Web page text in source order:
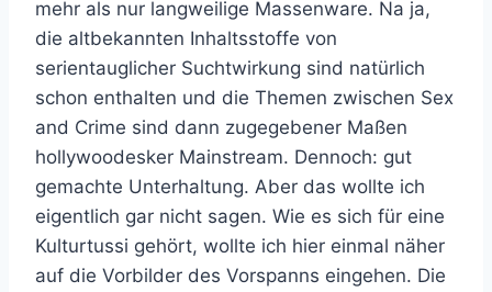
mehr als nur langweilige Massenware. Na ja,
die altbekannten Inhaltsstoffe von
serientauglicher Suchtwirkung sind natürlich
schon enthalten und die Themen zwischen Sex
and Crime sind dann zugegebener Maßen
hollywoodesker Mainstream. Dennoch: gut
gemachte Unterhaltung. Aber das wollte ich
eigentlich gar nicht sagen. Wie es sich für eine
Kulturtussi gehört, wollte ich hier einmal näher
auf die Vorbilder des Vorspanns eingehen. Die